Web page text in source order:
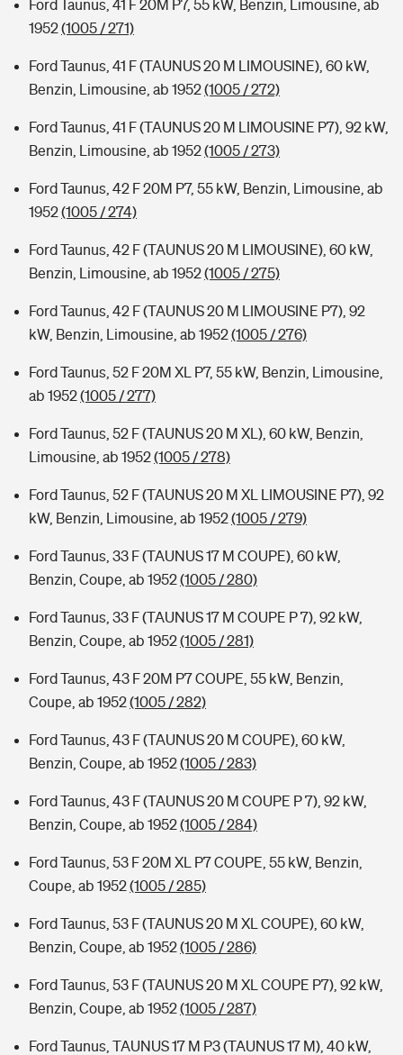
Ford Taunus, 41 F 20M P7, 55 kW, Benzin, Limousine, ab
1952(1005 / 271)
Ford Taunus, 41 F (TAUNUS 20 M LIMOUSINE), 60 kW,
Benzin, Limousine, ab 1952(1005 / 272)
Ford Taunus, 41 F (TAUNUS 20 M LIMOUSINE P7), 92 kW,
Benzin, Limousine, ab 1952(1005 / 273)
Ford Taunus, 42 F 20M P7, 55 kW, Benzin, Limousine, ab
1952(1005 / 274)
Ford Taunus, 42 F (TAUNUS 20 M LIMOUSINE), 60 kW,
Benzin, Limousine, ab 1952(1005 / 275)
Ford Taunus, 42 F (TAUNUS 20 M LIMOUSINE P7), 92
kW, Benzin, Limousine, ab 1952(1005 / 276)
Ford Taunus, 52 F 20M XL P7, 55 kW, Benzin, Limousine,
ab 1952(1005 / 277)
Ford Taunus, 52 F (TAUNUS 20 M XL), 60 kW, Benzin,
Limousine, ab 1952(1005 / 278)
Ford Taunus, 52 F (TAUNUS 20 M XL LIMOUSINE P7), 92
kW, Benzin, Limousine, ab 1952(1005 / 279)
Ford Taunus, 33 F (TAUNUS 17 M COUPE), 60 kW,
Benzin, Coupe, ab 1952(1005 / 280)
Ford Taunus, 33 F (TAUNUS 17 M COUPE P 7), 92 kW,
Benzin, Coupe, ab 1952(1005 / 281)
Ford Taunus, 43 F 20M P7 COUPE, 55 kW, Benzin,
Coupe, ab 1952(1005 / 282)
Ford Taunus, 43 F (TAUNUS 20 M COUPE), 60 kW,
Benzin, Coupe, ab 1952(1005 / 283)
Ford Taunus, 43 F (TAUNUS 20 M COUPE P 7), 92 kW,
Benzin, Coupe, ab 1952(1005 / 284)
Ford Taunus, 53 F 20M XL P7 COUPE, 55 kW, Benzin,
Coupe, ab 1952(1005 / 285)
Ford Taunus, 53 F (TAUNUS 20 M XL COUPE), 60 kW,
Benzin, Coupe, ab 1952(1005 / 286)
Ford Taunus, 53 F (TAUNUS 20 M XL COUPE P7), 92 kW,
Benzin, Coupe, ab 1952(1005 / 287)
Ford Taunus, TAUNUS 17 M P3 (TAUNUS 17 M), 40 kW,